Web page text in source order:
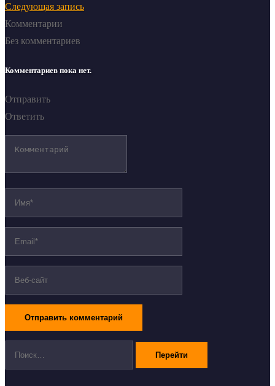
Следующая запись
Комментарии
Без комментариев
Комментариев пока нет.
Отправить
Ответить